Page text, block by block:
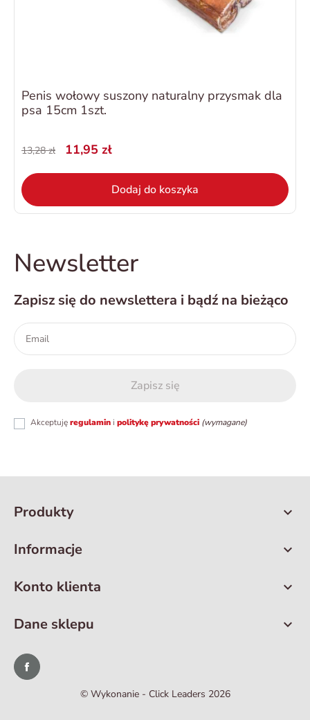
Penis wołowy suszony naturalny przysmak dla
psa 15cm 1szt.
13,28 zł 11,95 zł
Dodaj do koszyka
Newsletter
Zapisz się do newslettera i bądź na bieżąco
Akceptujęregulamin i politykę prywatności (wymagane)
Produkty 
Informacje 
Konto klienta 
Dane sklepu 
Facebook
©️ Wykonanie - Click Leaders 2026